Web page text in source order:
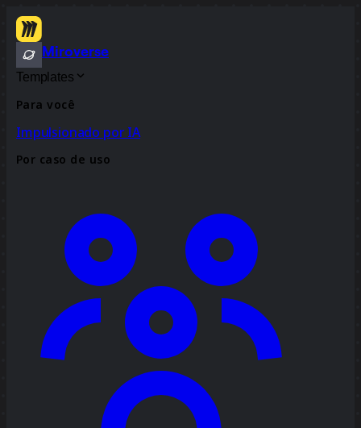
Miroverse
Templates
Para você
Impulsionado por IA
Por caso de uso